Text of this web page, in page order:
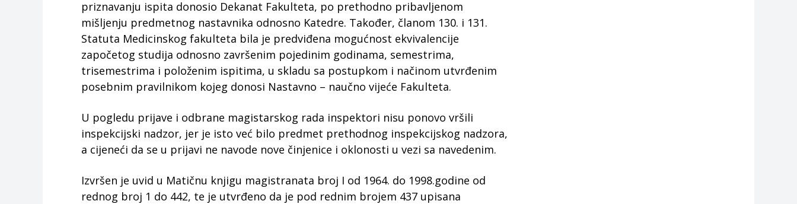
priznavanju ispita donosio Dekanat Fakulteta, po prethodno pribavljenom
mišljenju predmetnog nastavnika odnosno Katedre. Također, članom 130. i 131.
Statuta Medicinskog fakulteta bila je predviđena mogućnost ekvivalencije
započetog studija odnosno završenim pojedinim godinama, semestrima,
trisemestrima i položenim ispitima, u skladu sa postupkom i načinom utvrđenim
posebnim pravilnikom kojeg donosi Nastavno – naučno vijeće Fakulteta.
U pogledu prijave i odbrane magistarskog rada inspektori nisu ponovo vršili
inspekcijski nadzor, jer je isto već bilo predmet prethodnog inspekcijskog nadzora,
a cijeneći da se u prijavi ne navode nove činjenice i oklonosti u vezi sa navedenim.
Izvršen je uvid u Matičnu knjigu magistranata broj I od 1964. do 1998.godine od
rednog broj 1 do 442, te je utvrđeno da je pod rednim brojem 437 upisana